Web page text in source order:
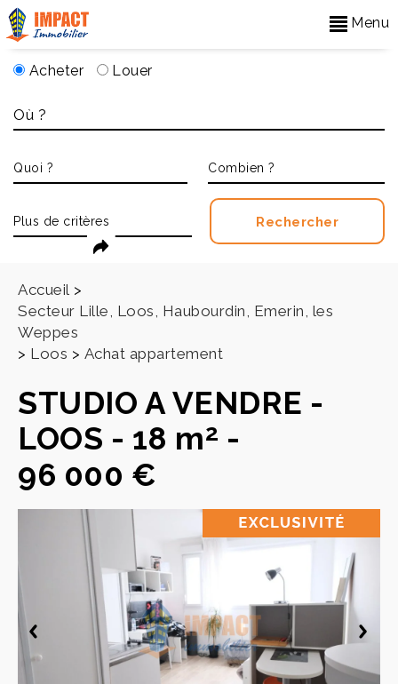
Menu
Acheter Louer
Accueil >
Secteur Lille, Loos, Haubourdin, Emerin, les
Weppes
> Loos > Achat appartement
STUDIO A VENDRE -
LOOS - 18 m2 -
96 000 €